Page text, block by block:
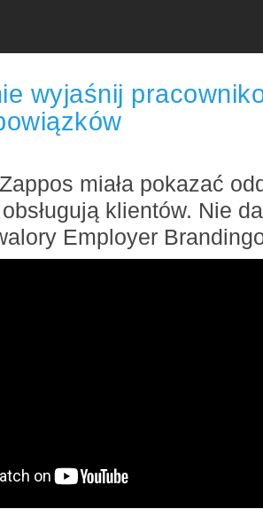
wyjaśnij
miała pokazać
klientów. Nie
Employer